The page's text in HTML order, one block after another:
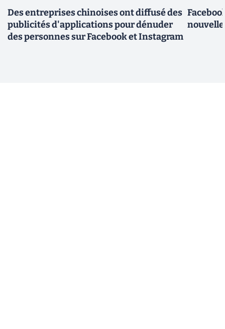
Des entreprises chinoises ont diffusé des
publicités d'applications pour dénuder
des personnes sur Facebook et Instagram